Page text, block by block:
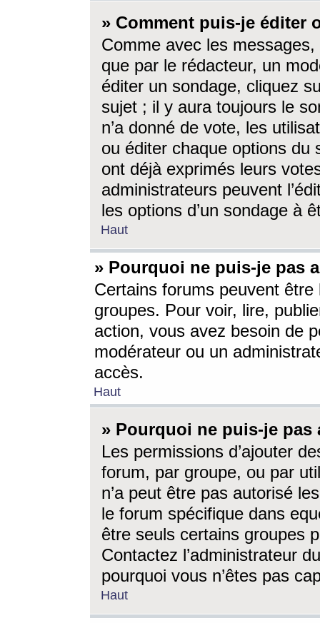
» Comment puis-je éditer
Comme avec les
que par le rédacteur, un
éditer un sondage, cliquez
sujet ; il y aura toujours le
n’a donné de vote, les
ou éditer chaque options du
ont déjà exprimés leurs
administrateurs peuvent
les options d’un sondage à
Haut
» Pourquoi ne puis-je pas
Certains forums peuvent être
groupes. Pour voir, lire,
action, vous avez besoin de
modérateur ou un
accès.
Haut
» Pourquoi ne puis-je
Les permissions d’ajouter
forum, par groupe, ou par
n’a peut être pas autorisé
le forum spécifique dans
être seuls certains groupes
Contactez l’administrateur
pourquoi vous n’êtes pas
Haut